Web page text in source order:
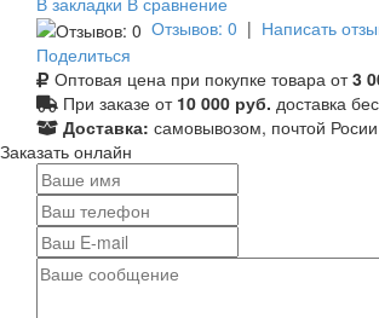
Отзывов: 0 | Написать
Поделиться
Оптовая цена при покупке товара от3
При заказе от 10 000 руб. доставка
Доставка: самовывозом, почтой
Заказать онлайн